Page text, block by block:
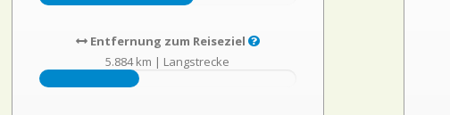
Entfernung zum Reiseziel
5.884 km | Langstrecke